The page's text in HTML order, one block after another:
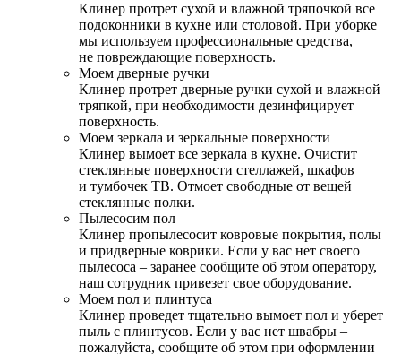
Клинер протрет сухой и влажной тряпочкой все
подоконники в кухне или столовой. При уборке
мы используем профессиональные средства,
не повреждающие поверхность.
Моем дверные ручки
Клинер протрет дверные ручки сухой и влажной
тряпкой, при необходимости дезинфицирует
поверхность.
Моем зеркала и зеркальные поверхности
Клинер вымоет все зеркала в кухне. Очистит
стеклянные поверхности стеллажей, шкафов
и тумбочек ТВ. Отмоет свободные от вещей
стеклянные полки.
Пылесосим пол
Клинер пропылесосит ковровые покрытия, полы
и придверные коврики. Если у вас нет своего
пылесоса – заранее сообщите об этом оператору,
наш сотрудник привезет свое оборудование.
Моем пол и плинтуса
Клинер проведет тщательно вымоет пол и уберет
пыль с плинтусов. Если у вас нет швабры –
пожалуйста, сообщите об этом при оформлении